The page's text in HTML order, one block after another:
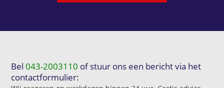
Bel043-2003110 of stuur ons een bericht via het
contactformulier: